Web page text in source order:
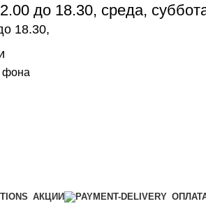
до 18.30, среда,
18.30,
АКЦИИ